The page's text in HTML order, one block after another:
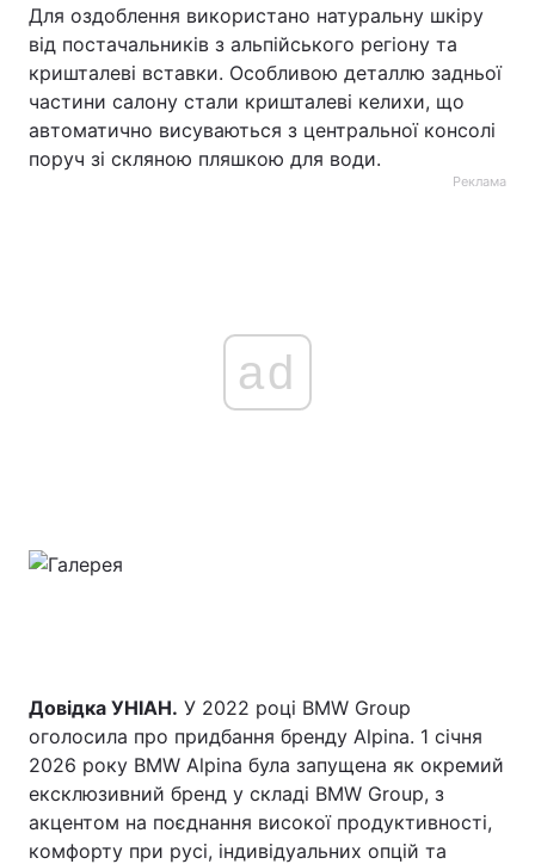
Для оздоблення використано натуральну шкіру
від постачальників з альпійського регіону та
кришталеві вставки. Особливою деталлю задньої
частини салону стали кришталеві келихи, що
автоматично висуваються з центральної консолі
поруч зі скляною пляшкою для води.
Реклама
ad
Довідка УНІАН. У 2022 році BMW Group
оголосила про придбання бренду Alpina. 1 січня
2026 року BMW Alpina була запущена як окремий
ексклюзивний бренд у складі BMW Group, з
акцентом на поєднання високої продуктивності,
комфорту при русі, індивідуальних опцій та